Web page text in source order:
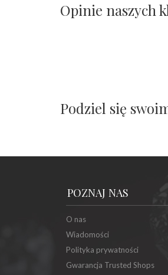
Opinie naszych
Podziel się
POZNAJ NAS
O nas
Wiadomości
Polityka prywatności
Gwarancja Trusted Shops